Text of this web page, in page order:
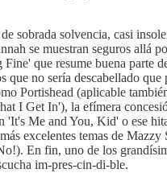
sobrada solvencia, casi
se muestran seguros allá
que resume buena parte
que no sería descabellado que
Portishead (aplicable
I Get In'), la efímera
'It's Me and You, Kid' o ese
excelentes temas de Mazzy
En fin, uno de los
im-pres-cin-di-ble.